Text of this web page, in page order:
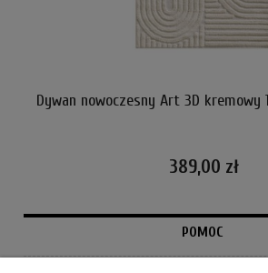
Dywan nowoczesny Art 3D kremowy
389,00 zł
POMOC